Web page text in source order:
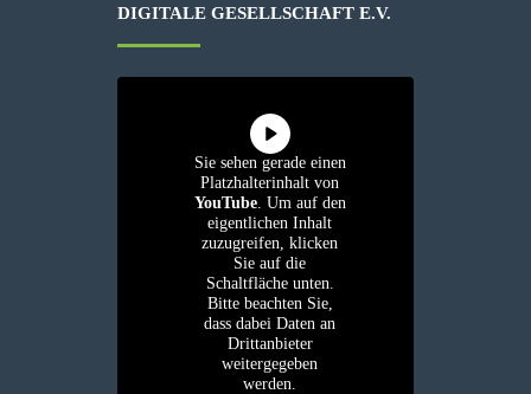
IGITALE GESELLSCHAFT E.V.
Sie sehen gerade einen
Platzhalterinhalt von
YouTube. Um auf den
eigentlichen Inhalt
zuzugreifen, klicken
Sie auf die
Schaltfläche unten.
Bitte beachten Sie,
dass dabei Daten an
Drittanbieter
weitergegeben
werden.